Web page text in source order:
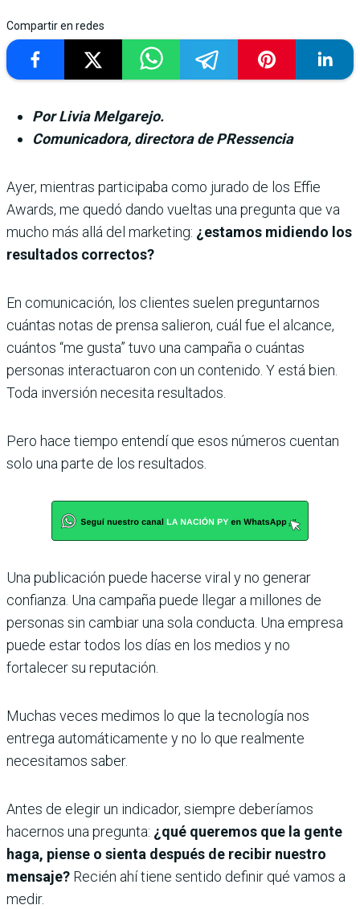
Compartir en redes
Por Livia Melgarejo.
Comunicadora, directora de PRessencia
Ayer, mientras participaba como jurado de los Effie
Awards, me quedó dando vueltas una pre­gunta que va
mucho más allá del marketing: ¿estamos midiendo los
resultados correctos?
En comunicación, los clientes suelen preguntarnos
cuántas notas de prensa salieron, cuál fue el alcance,
cuántos “me gusta” tuvo una campaña o cuántas
personas interactuaron con un contenido. Y está bien.
Toda inversión necesita resultados.
Pero hace tiempo entendí que esos números cuentan
solo una parte de los resultados.
Una publicación puede hacerse viral y no generar
confianza. Una campaña puede llegar a millones de
personas sin cambiar una sola conducta. Una empresa
puede estar todos los días en los medios y no
fortalecer su reputación.
Muchas veces medimos lo que la tecnología nos
entrega automá­ticamente y no lo que realmente
necesitamos saber.
Antes de elegir un indicador, siempre deberíamos
hacernos una pregunta: ¿qué queremos que la gente
haga, piense o sienta des­pués de recibir nuestro
mensaje? Recién ahí tiene sentido definir qué vamos a
medir.